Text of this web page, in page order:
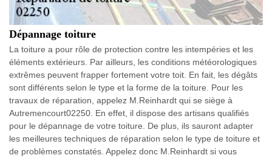
Dépannage toiture
La toiture a pour rôle de protection contre les intempéries et les
éléments extérieurs. Par ailleurs, les conditions météorologiques
extrêmes peuvent frapper fortement votre toit. En fait, les dégâts
sont différents selon le type et la forme de la toiture. Pour les
travaux de réparation, appelez M.Reinhardt qui se siège à
Autremencourt02250. En effet, il dispose des artisans qualifiés
pour le dépannage de votre toiture. De plus, ils sauront adapter
les meilleures techniques de réparation selon le type de toiture et
de problèmes constatés. Appelez donc M.Reinhardt si vous